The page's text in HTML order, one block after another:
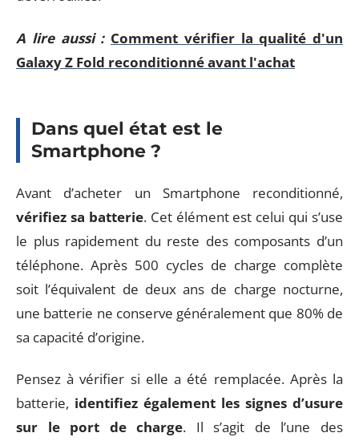
A lire aussi : Comment vérifier la qualité d'un
Galaxy Z Fold reconditionné avant l'achat
Dans quel état est le
Smartphone ?
Avant d’acheter un Smartphone reconditionné,
vérifiez sa batterie. Cet élément est celui qui s’use
le plus rapidement du reste des composants d’un
téléphone. Après 500 cycles de charge complète
soit l’équivalent de deux ans de charge nocturne,
une batterie ne conserve généralement que 80% de
sa capacité d’origine.
Pensez à vérifier si elle a été remplacée. Après la
batterie, identifiez également les signes d’usure
sur le port de charge. Il s’agit de l’une des